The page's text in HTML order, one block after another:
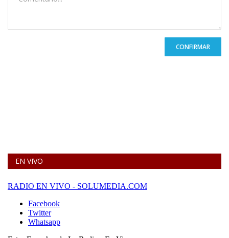
CONFIRMAR
EN VIVO